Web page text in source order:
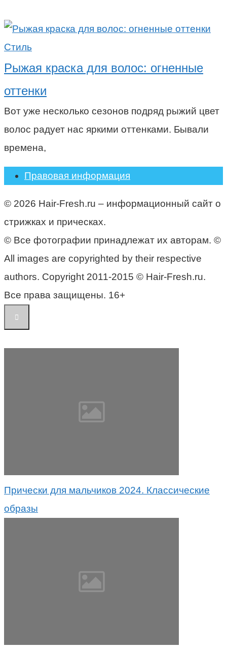
Стиль
Рыжая краска для волос: огненные
оттенки
Вот уже несколько сезонов подряд рыжий цвет
волос радует нас яркими оттенками. Бывали
времена,
Правовая информация
© 2026 Hair-Fresh.ru – информационный сайт о
стрижках и прическах.
© Все фотографии принадлежат их авторам. ©
All images are copyrighted by their respective
authors. Copyright 2011-2015 © Hair-Fresh.ru.
Все права защищены. 16+
Прически для мальчиков 2024. Классические
образы